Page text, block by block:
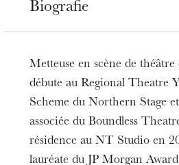
Biografie
Metteuse en scène de théâtre
débute au Regional Theatre
Scheme du Northern Stage
associée du Boundless
résidence au NT Studio en
lauréate du JP Morgan